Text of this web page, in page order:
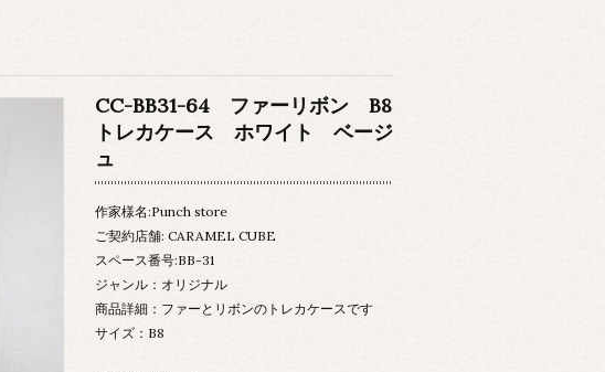
CC-BB31-64 ファーリボン B8
トレカケース ホワイト ベージ
ュ
作家様名:Punch store
ご契約店舗: CARAMEL CUBE
スペース番号:BB-31
ジャンル：オリジナル
商品詳細：ファーとリボンのトレカケースです
サイズ：B8